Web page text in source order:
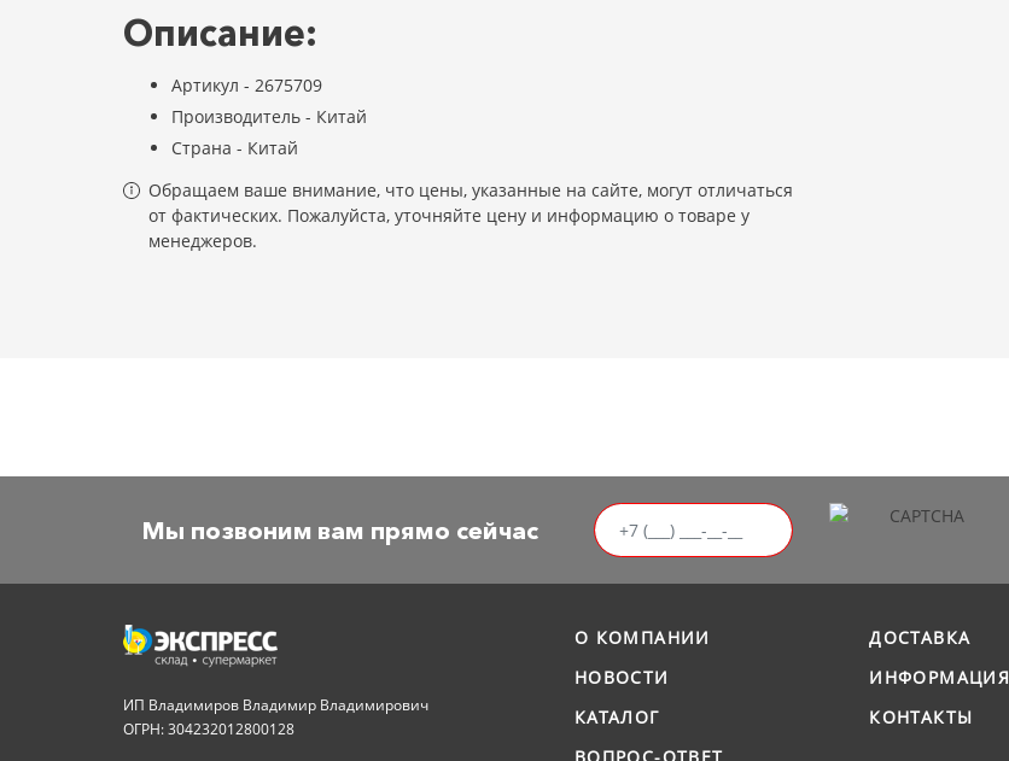
Описание:
Артикул - 2675709
Производитель - Китай
Страна - Китай
Обращаем ваше внимание, что цены, указанные на сайте, могут отличаться
от фактических. Пожалуйста, уточняйте цену и информацию о товаре у
менеджеров.
Мы позвоним вам прямо сейчас
ИП Владимиров Владимир Владимирович
ОГРН: 304232012800128
О КОМПАНИИ
НОВОСТИ
КАТАЛОГ
ДОСТАВКА
ИНФОРМАЦИЯ
КОНТАКТЫ